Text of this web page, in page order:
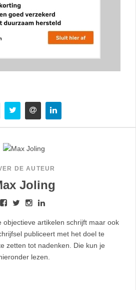
DE AUTEUR
Joling
objectieve artikelen schrijft maar ook
publiceert met het doel te
zetten tot nadenken. Die kun je
lezen.